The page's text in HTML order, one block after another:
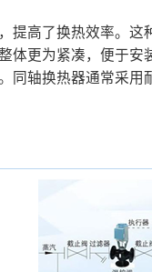
高了换热效率。这
体更为紧凑，便于
轴换热器通常采